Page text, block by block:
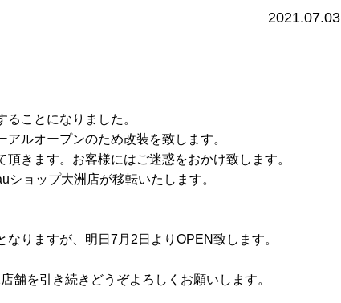
2021.07.03
ことになりました。
ルオープンのため改装を致します。
きます。お客様にはご迷惑をおかけ致します。
ョップ大洲店が移転いたします。
りますが、明日7月2日よりOPEN致します。
舗を引き続きどうぞよろしくお願いします。